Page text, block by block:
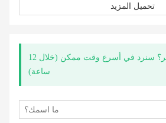
تحميل المزيد
الحصول على آخر سعر؟ سنرد في أسرع وقت ممكن (خلال 12
ساعة)